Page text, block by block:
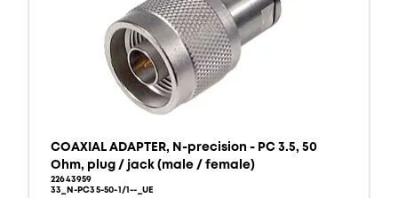
COAXIAL ADAPTER, N-precision - PC 3.5, 50
Ohm, plug / jack (male / female)
22643959
33_N-PC35-50-1/1--_UE